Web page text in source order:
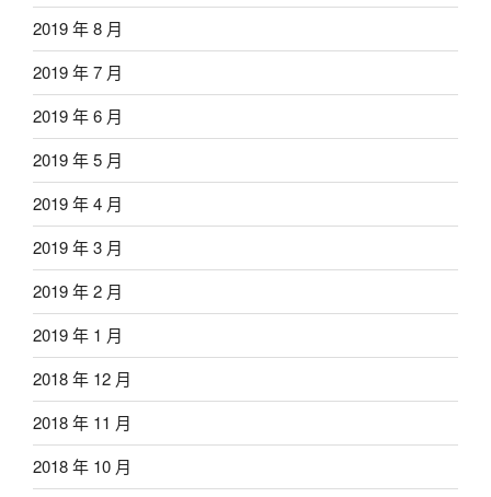
2019 年 8 月
2019 年 7 月
2019 年 6 月
2019 年 5 月
2019 年 4 月
2019 年 3 月
2019 年 2 月
2019 年 1 月
2018 年 12 月
2018 年 11 月
2018 年 10 月